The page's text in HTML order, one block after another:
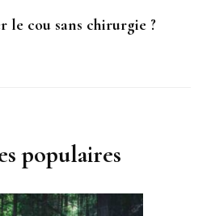
le cou sans chirurgie ?
populaires